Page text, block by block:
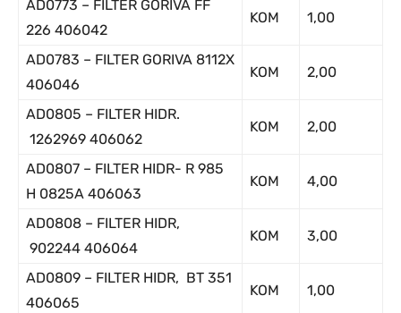
AD0773 – FILTER GORIVA FF
226 406042
KOM 1,00
AD0783 – FILTER GORIVA 8112X
406046
KOM 2,00
AD0805 – FILTER HIDR.
1262969 406062
KOM 2,00
AD0807 – FILTER HIDR- R 985
H 0825A 406063
KOM 4,00
AD0808 – FILTER HIDR,
902244 406064
KOM 3,00
AD0809 – FILTER HIDR, BT 351
406065
KOM 1,00